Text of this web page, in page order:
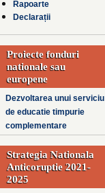
Rapoarte
Declarații
Proiecte fonduri
nationale sau
europene
Dezvoltarea unui serviciu
de educatie timpurie
complementare
Strategia Nationala
Anticoruptie 2021-
2025